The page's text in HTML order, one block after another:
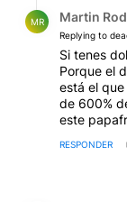
MR Martin
Replying to
Si tenes
Porque el
está el
de 600%
este
RESPONDER